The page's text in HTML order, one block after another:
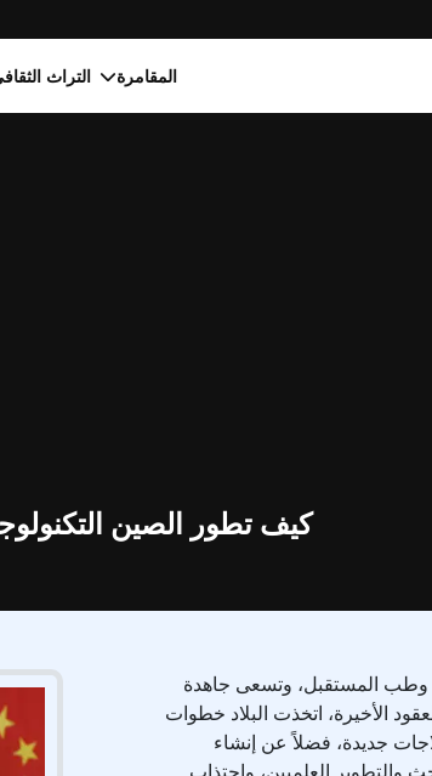
التراث المقامرة
كيف تطور الصين
وطب المستقبل، وتسعى جاهدة
الأخيرة، اتخذت البلاد خطوات
جديدة، فضلاً عن إنشاء